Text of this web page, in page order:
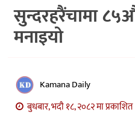
कुराकानी
बाणिज्य
भिडियो
सुन्दरहरैंचामा
मनाइयो
Kamana Daily
बुधबार, भदौ १८, २०८२ मा प्रकाशित